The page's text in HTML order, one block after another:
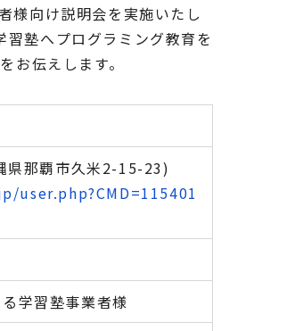
様向け説明会を実施いたし
塾へプログラミング教育を
伝えします。
県那覇市久米2-15-23)
学習塾事業者様